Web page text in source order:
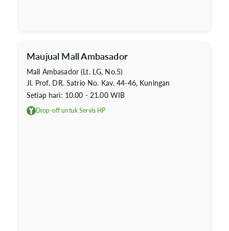
Maujual Mall Ambasador
Mall Ambasador (Lt. LG, No.5)
Jl. Prof. DR. Satrio No. Kav. 44-46, Kuningan
Setiap hari: 10.00 - 21.00 WIB
Drop-off untuk Servis HP